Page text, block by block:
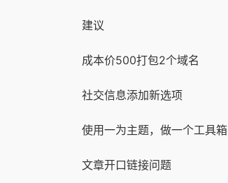
建议
成本价500打包2个域名
社交信息添加新选项
使用一为主题，做一个工具箱
文章开口链接问题